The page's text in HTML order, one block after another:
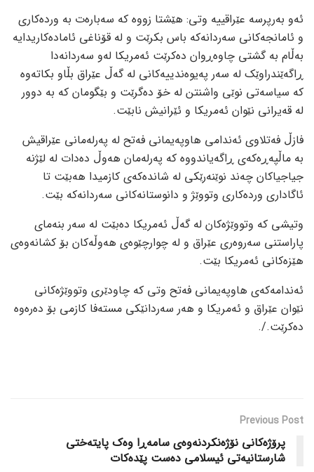
ئەو بەرپرسە عێراقییە وتی: هێشتا زووە کە سەبارەت بە وردەکاری
و ئامانجەکانی سەردانەکە باس بکرێت و لە قۆناغی ئامادەکاریدایە
بەڵام بە گشتی چاوەڕوان دەکرێت ئەمریکا لەو سەردانەدا
ڕاگەێندراوێک لە سەر پەیوەندییەکانی لە گەڵ عێراق بڵاو بکاتەوە
کە سیاسەتی نوێی واشنتن لە خۆ دەگرێت و بێگومان کە بە دوور
لە قەیرانی نێوان ئەمریکا و ئێرانیش نابێت.
فازڵ فەتلاوی ئەندامی هاوپەیمانی فەتح لە پەرلەمانی عێراقیش
بە ماڵپەڕەکەی ڕاگەیاندووە کە پەرلەمان هەوڵ دەدات لە لێژنە
جیاجیاکان چەند نوێنەرێکی لە شاندەکەی کازمیدا هەبێت تا
ئاگاداری وردەکاری وتووێژ و دانوستانەکانی سەردانەکە بێت.
وتیشی کە وتووێژەکان لە گەڵ ئەمریکا دەبێت لە سەر بنەمای
پاراستنی سەروەری عێراق و لە چوارچێوەی هەوڵەکان بۆ کشانەوەی
هێزەکانی ئەمریکا بێت.
ئەندامەکەی هاوپەیمانی فەتح وتی کە چاودێری وتووێژەکانی
نێوان عێراق و ئەمریکا و هەر سەردانێکی مستەفا کازمی بۆ دەرەوە
دەکرێت./.
Previous Post
پرۆژەکانی نۆژەنکردنەوەی سامەڕا وەک پایتەختی
شارستانیەتی ئیسلامی دەست پێدەکات